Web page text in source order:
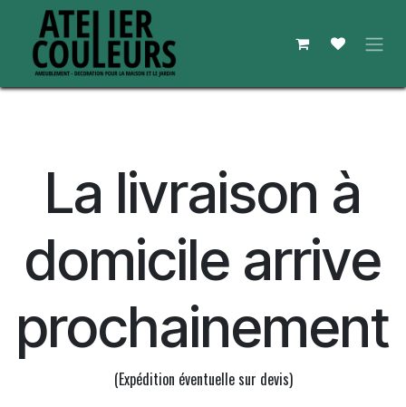
Se rendre au contenu
La livraison à
domicile arrive
prochainement
(Expédition éventuelle sur devis)